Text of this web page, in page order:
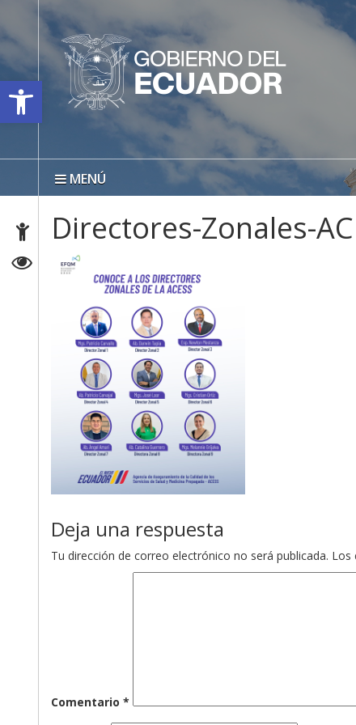
Open toolbar
MENÚ
Directores-Zonales-
Deja una respuesta
Tu dirección de correo electrónico no será publicada. Los
Comentario*